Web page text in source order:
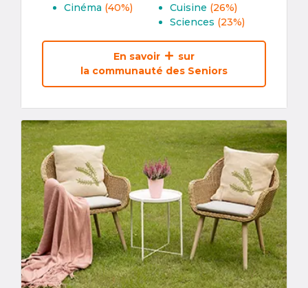
Cinéma (40%)
Cuisine (26%)
Sciences (23%)
En savoir
sur
la communauté des Seniors